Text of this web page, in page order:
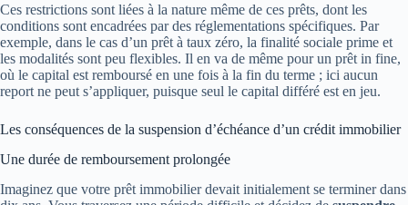
Ces restrictions sont liées à la nature même de ces prêts, dont les
conditions sont encadrées par des réglementations spécifiques. Par
exemple, dans le cas d’un prêt à taux zéro, la finalité sociale prime et
les modalités sont peu flexibles. Il en va de même pour un prêt in fine,
où le capital est remboursé en une fois à la fin du terme ; ici aucun
report ne peut s’appliquer, puisque seul le capital différé est en jeu.
Les conséquences de la suspension d’échéance d’un crédit immobilier
Une durée de remboursement prolongée
Imaginez que votre prêt immobilier devait initialement se terminer dans